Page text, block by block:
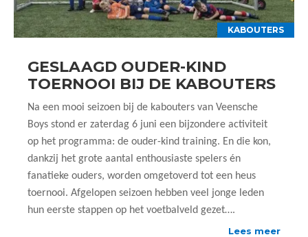
KABOUTERS
GESLAAGD OUDER-KIND
TOERNOOI BIJ DE KABOUTERS
Na een mooi seizoen bij de kabouters van Veensche
Boys stond er zaterdag 6 juni een bijzondere activiteit
op het programma: de ouder-kind training. En die kon,
dankzij het grote aantal enthousiaste spelers én
fanatieke ouders, worden omgetoverd tot een heus
toernooi. Afgelopen seizoen hebben veel jonge leden
hun eerste stappen op het voetbalveld gezet….
Lees meer